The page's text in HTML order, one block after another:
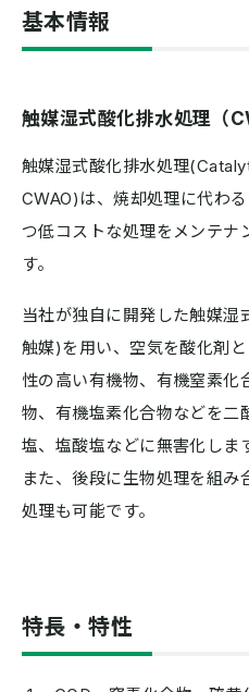
基本情報
触媒湿式酸化排水処理（
触媒湿式酸化排水処理
CWAO)は、焼却処理に代わ
つ低コストな処理をメンテナ
す。
当社が独自に開発した触媒
触媒)を用い、空気を酸化剤
性の高い有機物、有機窒素化
物、有機塩素化合物などを二
塩、塩酸塩などに無害化しま
また、後段に生物処理を組
処理も可能です。
特長・特性